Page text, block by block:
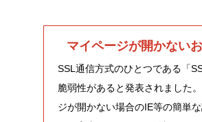
マイページが開かない
SSL通信方式のひとつである「
脆弱性があると発表されました
ジが開かない場合のIE等の簡単